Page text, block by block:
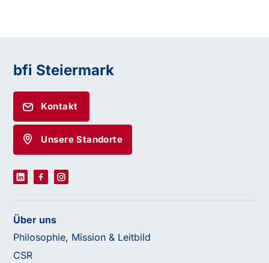
bfi Steiermark
Kontakt
Unsere Standorte
Über uns
Philosophie, Mission & Leitbild
CSR